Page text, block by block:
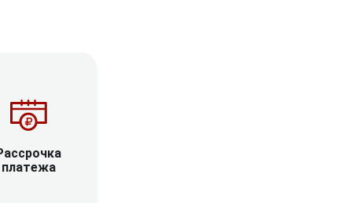
платежа